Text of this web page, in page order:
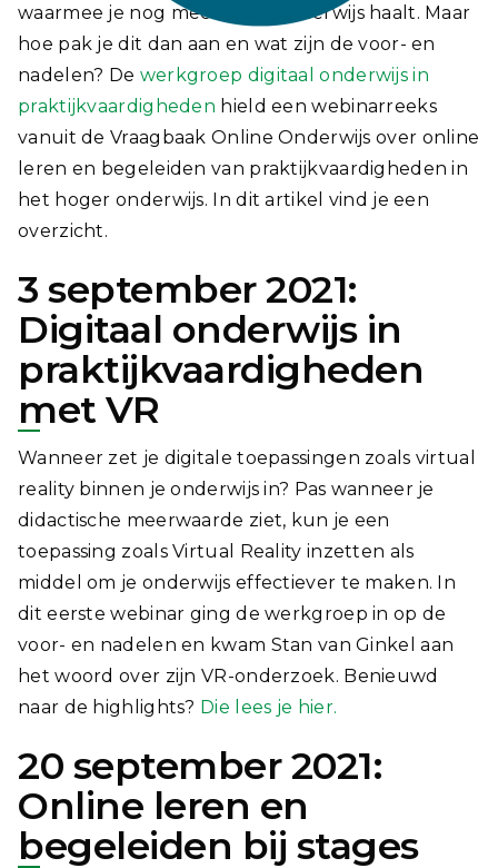
waarmee je nog meer uit je onderwijs haalt. Maar
hoe pak je dit dan aan en wat zijn de voor- en
nadelen? De werkgroep digitaal onderwijs in
praktijkvaardigheden hield een webinarreeks
vanuit de Vraagbaak Online Onderwijs over online
leren en begeleiden van praktijkvaardigheden in
het hoger onderwijs. In dit artikel vind je een
overzicht.
3 september 2021:
Digitaal onderwijs in
praktijkvaardigheden
met VR
Wanneer zet je digitale toepassingen zoals virtual
reality binnen je onderwijs in? Pas wanneer je
didactische meerwaarde ziet, kun je een
toepassing zoals Virtual Reality inzetten als
middel om je onderwijs effectiever te maken. In
dit eerste webinar ging de werkgroep in op de
voor- en nadelen en kwam Stan van Ginkel aan
het woord over zijn VR-onderzoek. Benieuwd
naar de highlights? Die lees je hier.
20 september 2021:
Online leren en
begeleiden bij stages